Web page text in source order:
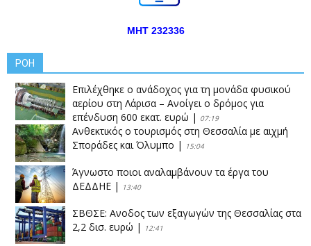
ΜΗΤ 232336
ΡΟΗ
Επιλέχθηκε ο ανάδοχος για τη μονάδα φυσικού
αερίου στη Λάρισα – Ανοίγει ο δρόμος για
επένδυση 600 εκατ. ευρώ | 07:19
Ανθεκτικός ο τουρισμός στη Θεσσαλία με αιχμή
Σποράδες και Όλυμπο | 15:04
Άγνωστο ποιοι αναλαμβάνουν τα έργα του
ΔΕΔΔΗΕ | 13:40
ΣΒΘΣΕ: Aνοδος των εξαγωγών της Θεσσαλίας στα
2,2 δισ. ευρώ | 12:41